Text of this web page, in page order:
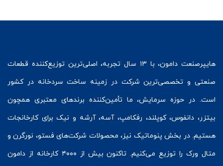
هایپرصنعت
دامون، با ۱۳ سال تجربه، اصلی‌ترین توزیع‌کننده قطعات
صنعتی و تخصصی‌ترین شرکت در زمینه ساخت سردخانه در کشور
است. در حوزه سرمایش، ما تأمین‌کننده برندهای معتبری همچون
بیتزر، دانفوس،کوپلند، رفکامپ، آسه، آرشه و نیک برای کارخانجات
هستیم. در بخش پنوماتیک نیز، محصولات شرکت‌های فستو، نورگرن و
متال ورک
را توزیع می‌کنیم. تاکنون بیش از ۴۰۰۰ کارخانه از دامون